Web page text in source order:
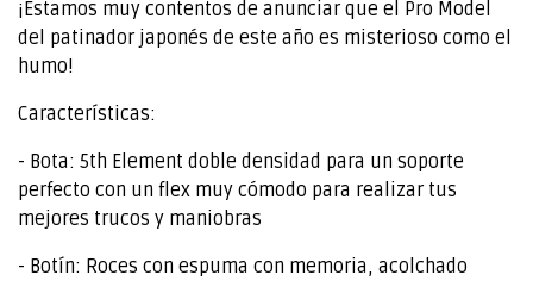
¡Estamos muy contentos de anunciar que el Pro Model
del patinador japonés de este año es misterioso como el
humo!
Características:
- Bota: 5th Element doble densidad para un soporte
perfecto con un flex muy cómodo para realizar tus
mejores trucos y maniobras
- Botín: Roces con espuma con memoria, acolchado